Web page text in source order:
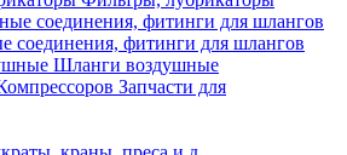
соединения, фитинги для шлангов
Шланги воздушные
Запчасти для